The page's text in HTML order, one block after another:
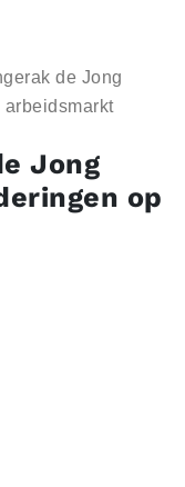
de Jong
Jong
op